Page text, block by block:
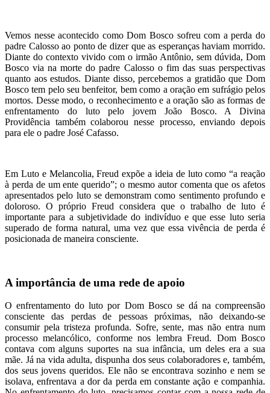
Vemos nesse acontecido como Dom Bosco sofreu com a perda do
padre Calosso ao ponto de dizer que as esperanças haviam morrido.
Diante do contexto vivido com o irmão Antônio, sem dúvida, Dom
Bosco via na morte do padre Calosso o fim das suas perspectivas
quanto aos estudos. Diante disso, percebemos a gratidão que Dom
Bosco tem pelo seu benfeitor, bem como a oração em sufrágio pelos
mortos. Desse modo, o reconhecimento e a oração são as formas de
enfrentamento do luto pelo jovem João Bosco. A Divina
Providência também colaborou nesse processo, enviando depois
para ele o padre José Cafasso.
Em Luto e Melancolia, Freud expõe a ideia de luto como “a reação
à perda de um ente querido”; o mesmo autor comenta que os afetos
apresentados pelo luto se demonstram como sentimento profundo e
doloroso. O próprio Freud considera que o trabalho de luto é
importante para a subjetividade do indivíduo e que esse luto seria
superado de forma natural, uma vez que essa vivência de perda é
posicionada de maneira consciente.
A importância de uma rede de apoio
O enfrentamento do luto por Dom Bosco se dá na compreensão
consciente das perdas de pessoas próximas, não deixando-se
consumir pela tristeza profunda. Sofre, sente, mas não entra num
processo melancólico, conforme nos lembra Freud. Dom Bosco
contava com alguns suportes na sua infância, um deles era a sua
mãe. Já na vida adulta, dispunha dos seus colaboradores e, também,
dos seus jovens queridos. Ele não se encontrava sozinho e nem se
isolava, enfrentava a dor da perda em constante ação e companhia.